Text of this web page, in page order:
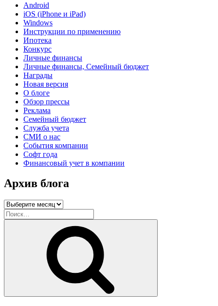
Android
iOS (iPhone и iPad)
Windows
Инструкции по применению
Ипотека
Конкурс
Личные финансы
Личные финансы, Семейный бюджет
Награды
Новая версия
О блоге
Обзор прессы
Реклама
Семейный бюджет
Служба учета
СМИ о нас
События компании
Софт года
Финансовый учет в компании
Архив блога
Архив
блога
Искать: